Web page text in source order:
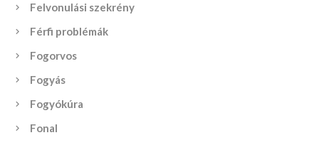
Felvonulási szekrény
Férfi problémák
Fogorvos
Fogyás
Fogyókúra
Fonal